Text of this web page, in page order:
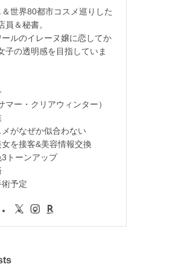
世界80都市コスメ巡りした
員＆秘書。
ルのイレーヌ嬢に恋してか
子の透明感を目指していま
マー・クリアウィンター）
がなぜか似合わない
を接客&美容情報交換
トーンアップ
予定